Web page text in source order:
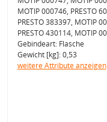
MOTIP 000746, PRESTO
PRESTO 383397, MOTIP
PRESTO 430114, MOTIP
Gebindeart: Flasche
Gewicht [kg]: 0,53
weitere Attribute anzeigen